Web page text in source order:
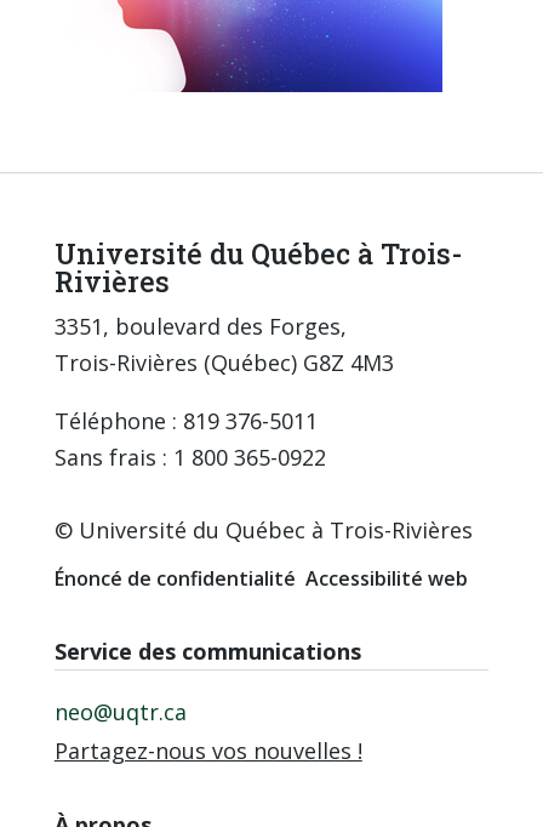
Université du Québec à Trois-
Rivières
3351, boulevard des Forges,
Trois-Rivières (Québec) G8Z 4M3
Téléphone : 819 376-5011
Sans frais : 1 800 365-0922
© Université du Québec à Trois-Rivières
Énoncé de confidentialité Accessibilité web
Service des communications
neo@uqtr.ca
Partagez-nous vos nouvelles !